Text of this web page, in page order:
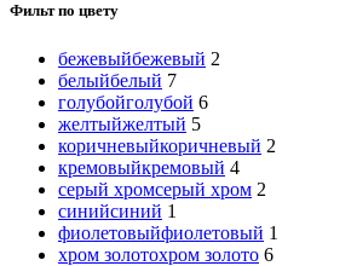
Фильт по цвету
бежевыйбежевый 2
белыйбелый 7
голубойголубой 6
желтыйжелтый 5
коричневыйкоричневый 2
кремовыйкремовый 4
серый хромсерый хром 2
синийсиний 1
фиолетовыйфиолетовый 1
хром золотохром золото 6